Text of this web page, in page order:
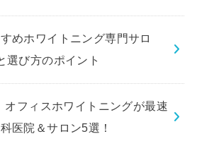
めホワイトニング専門サロ
選び方のポイント
オフィスホワイトニングが最速
医院＆サロン5選！